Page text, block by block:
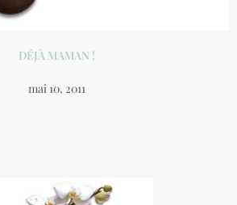
DÉJÀ MAMAN !
mai 10, 2011